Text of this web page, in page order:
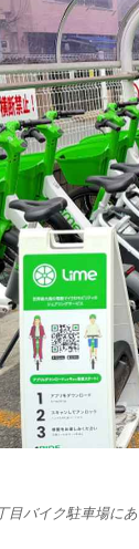
目バイク駐車場にあ